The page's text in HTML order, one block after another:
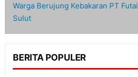
Warga Berujung Kebakaran PT Futai
Sulut
BERITA POPULER